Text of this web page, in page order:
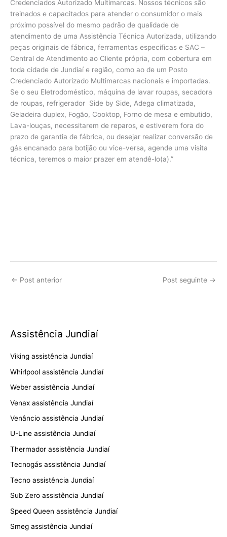
Credenciados Autorizado Multimarcas. Nossos técnicos são
treinados e capacitados para atender o consumidor o mais
próximo possível do mesmo padrão de qualidade de
atendimento de uma Assistência Técnica Autorizada, utilizando
peças originais de fábrica, ferramentas especificas e SAC –
Central de Atendimento ao Cliente própria, com cobertura em
toda cidade de Jundiaí e região, como ao de um Posto
Credenciado Autorizado Multimarcas nacionais e importadas.
Se o seu Eletrodoméstico, máquina de lavar roupas, secadora
de roupas, refrigerador Side by Side, Adega climatizada,
Geladeira duplex, Fogão, Cooktop, Forno de mesa e embutido,
Lava-louças, necessitarem de reparos, e estiverem fora do
prazo de garantia de fábrica, ou desejar realizar conversão de
gás encanado para botijão ou vice-versa, agende uma visita
técnica, teremos o maior prazer em atendê-lo(a).”
← Post anterior Post seguinte →
Assistência Jundiaí
Viking assistência Jundiaí
Whirlpool assistência Jundiaí
Weber assistência Jundiaí
Venax assistência Jundiaí
Venâncio assistência Jundiaí
U-Line assistência Jundiaí
Thermador assistência Jundiaí
Tecnogás assistência Jundiaí
Tecno assistência Jundiaí
Sub Zero assistência Jundiaí
Speed Queen assistência Jundiaí
Smeg assistência Jundiaí